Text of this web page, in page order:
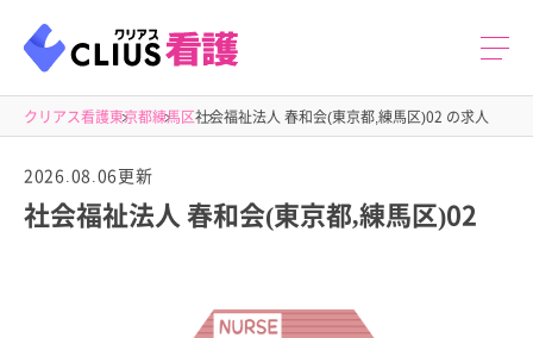
クリアス看護東京都練馬区社会福祉法人 春和会(東京都,練馬区)02 の求人
2026.08.06更新
社会福祉法人 春和会(東京都,練馬区)02